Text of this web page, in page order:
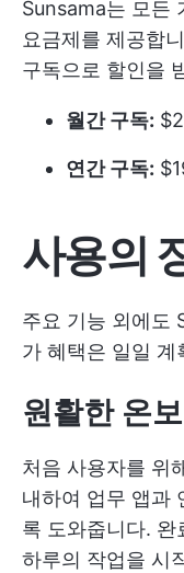
Sunsama는 모든
요금제를 제공합
구독으로 할인을
월간 구독:
연간 구독:
사용의
주요 기능 외에도
가 혜택은 일일 계
원활한 온
처음 사용자를 위
내하여 업무 앱과
록 도와줍니다. 완
하루의 작업을 시